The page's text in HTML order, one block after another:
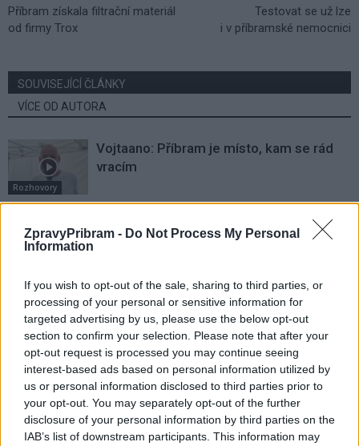
ZpravyPribram - Do Not Process My Personal
Information
If you wish to opt-out of the sale, sharing to third parties, or
processing of your personal or sensitive information for
targeted advertising by us, please use the below opt-out
section to confirm your selection. Please note that after your
opt-out request is processed you may continue seeing
interest-based ads based on personal information utilized by
us or personal information disclosed to third parties prior to
your opt-out. You may separately opt-out of the further
disclosure of your personal information by third parties on the
IAB’s list of downstream participants. This information may
Příbram získala filtrační materiál
od firmy Trox
Testovat se už lze
i v příbramské nemocnici
SOUVISEJÍCÍ ČLÁNKY
VÍCE OD AUTORA
Rozhovory
Vojtaano: Příbram je místo, kam se rád
vracím
Daniel Rosenbaum potřeboval změnit
prostředí. Teď bude naším soupeřem,
Kultura
Drážkov zažil herecký koncert legend